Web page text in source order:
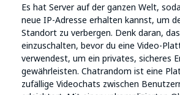
Es hat Server auf der ganzen Welt,
neue IP-Adresse erhalten kannst, um
Standort zu verbergen. Denk daran,
einzuschalten, bevor du eine Video-
verwendest, um ein privates, sicheres
gewährleisten. Chatrandom ist eine
zufällige Videochats zwischen